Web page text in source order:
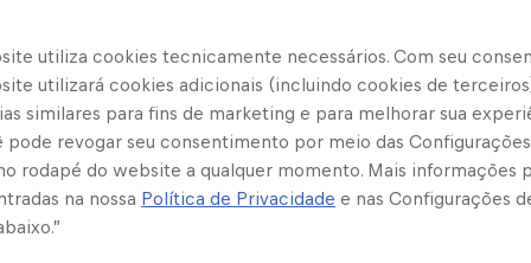
minuto de partida, Herrera recebeu pela
dentro e arriscou o chute de longa distância.
à trave esquerda do goleiro, mas foi para
recebeu pela esquerda aos 19 minutos,
driblou dois defensores adversários, invadiu a
beliscando a trave direita, bateu do lado de
utiliza cookies tecnicamente necessários. Com seu
utilizará cookies adicionais (incluindo cookies de
similares para fins de marketing e para melhorar sua
pode revogar seu consentimento por meio das
rodapé do website a qualquer momento. Mais informações
na nossa Política de Privacidade e nas Configurações